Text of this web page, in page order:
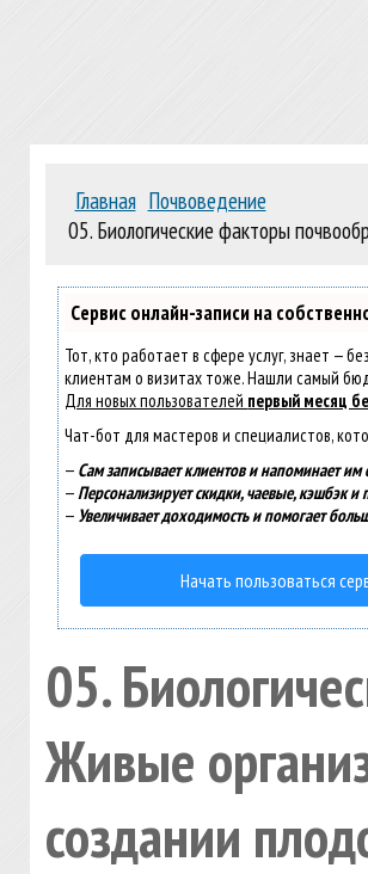
Главная Почвоведение
05. Биологические факторы
Сервис онлайн-записи на
Тот, кто работает в сфере услуг, знает —
клиентам о визитах тоже. Нашли самый
Для новых пользователей первый месяц
Чат-бот для мастеров и специалистов,
— Сам записывает клиентов и напоминает им
— Персонализирует скидки, чаевые, кэшбэк
— Увеличивает доходимость и помогает
Начать пользоваться
05.
Живые
создании